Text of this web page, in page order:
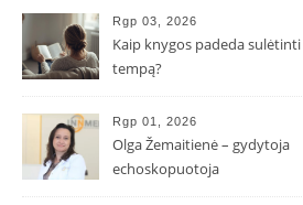
Rgp 03, 2026
Kaip knygos padeda sulėtinti
tempą?
Rgp 01, 2026
Olga Žemaitienė – gydytoja
echoskopuotoja